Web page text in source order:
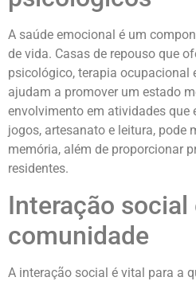
A saúde emocional é um
de vida. Casas de repouso que
psicológico, terapia ocupacional
ajudam a promover um estado
envolvimento em atividades que
jogos, artesanato e leitura, pode
memória, além de proporcionar
residentes.
Interação social
comunidade
A interação social é vital para a